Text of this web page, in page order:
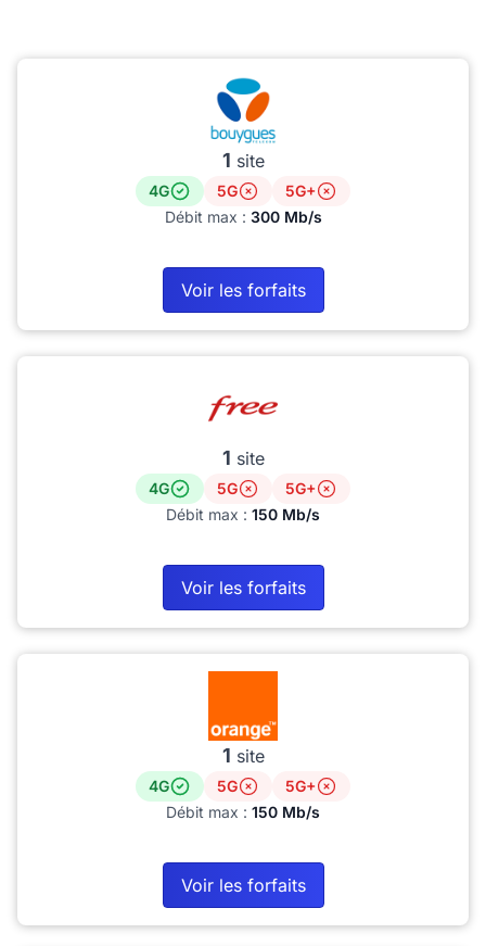
1 site
4G 5G
5G+
Débit max : 300 Mb/s
Voir les forfaits
1 site
4G 5G
5G+
Débit max : 150 Mb/s
Voir les forfaits
1 site
4G 5G
5G+
Débit max : 150 Mb/s
Voir les forfaits